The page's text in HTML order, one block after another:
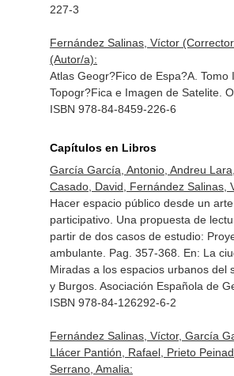
227-3
Fernández Salinas, Víctor
(Autor/a):
Atlas Geogr?Fico de Espa?A. Tomo
Topogr?Fica e Imagen de Satelite.
ISBN 978-84-8459-226-6
Capítulos en Libros
García García, Antonio, Andreu
Casado, David, Fernández Salinas,
Hacer espacio público desde un
participativo. Una propuesta de
partir de dos casos de estudio:
ambulante. Pag. 357-368. En: La
Miradas a los espacios urbanos del
y Burgos. Asociación Española de
ISBN 978-84-126292-6-2
Fernández Salinas, Víctor, García
Llácer Pantión, Rafael, Prieto
Serrano, Amalia: